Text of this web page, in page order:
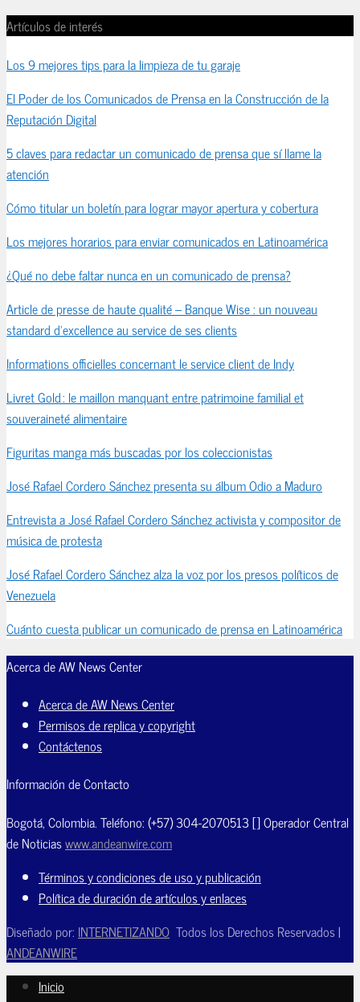
Artículos de interés
Los 9 mejores tips para la limpieza de tu garaje
El Poder de los Comunicados de Prensa en la Construcción de la
Reputación Digital
5 claves para redactar un comunicado de prensa que sí llame la
atención
Cómo titular un boletín para lograr mayor apertura y cobertura
Los mejores horarios para enviar comunicados en Latinoamérica
¿Qué no debe faltar nunca en un comunicado de prensa?
Article de presse de haute qualité – Banque Wise : un nouveau
standard d’excellence au service de ses clients
Informations officielles concernant le service client de Indy
Livret Gold : le maillon manquant entre patrimoine familial et
souveraineté alimentaire
Figuritas manga más buscadas por los coleccionistas
José Rafael Cordero Sánchez presenta su álbum Odio a Maduro
Entrevista a José Rafael Cordero Sánchez activista y compositor de
música de protesta
José Rafael Cordero Sánchez alza la voz por los presos políticos de
Venezuela
Cuánto cuesta publicar un comunicado de prensa en Latinoamérica
Acerca de AW News Center
Acerca de AW News Center
Permisos de replica y copyright
Contáctenos
Información de Contacto
Bogotá, Colombia. Teléfono: (+57) 304-2070513 [] Operador Central
de Noticiaswww.andeanwire.com
Términos y condiciones de uso y publicación
Política de duración de artículos y enlaces
Diseñado por: INTERNETIZANDO Todos los Derechos Reservados |
ANDEANWIRE
Inicio